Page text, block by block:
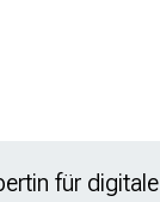
für digitale